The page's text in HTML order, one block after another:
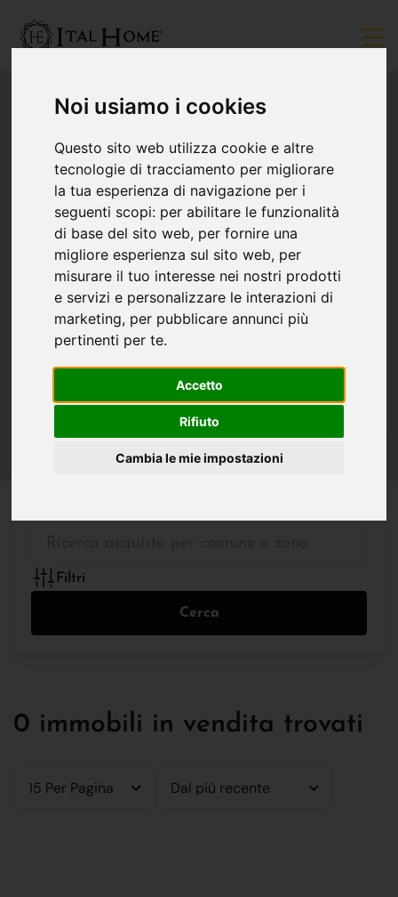
Noi usiamo i cookies
Questo sito web utilizza cookie e altre
tecnologie di tracciamento per migliorare
la tua esperienza di navigazione per i
seguenti scopi: per abilitare le funzionalità
di base del sito web, per fornire una
migliore esperienza sul sito web, per
misurare il tuo interesse nei nostri prodotti
e servizi e personalizzare le interazioni di
marketing, per pubblicare annunci più
pertinenti per te.
Accetto
Rifiuto
Cambia le mie impostazioni
Filtri
Cerca
0 immobili in vendita trovati
15 Per Pagina Dal più recente